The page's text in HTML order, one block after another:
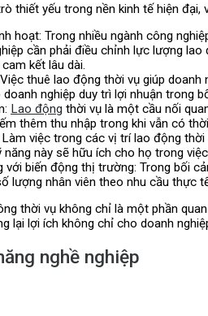
thiết yếu trong nền kinh tế hiện đại,
hoạt: Trong nhiều ngành công
cần phải điều chỉnh lực lượng
kết lâu dài.
thuê lao động thời vụ giúp
nghiệp duy trì lợi nhuận trong
Lao động thời vụ là một cầu nối
thêm thu nhập trong khi vẫn có
việc trong các vị trí lao động
năng này sẽ hữu ích cho họ trong
với biến động thị trường: Trong bối
lượng nhân viên theo nhu cầu thực
thời vụ không chỉ là một phần
lại lợi ích không chỉ cho doanh
nghề nghiệp